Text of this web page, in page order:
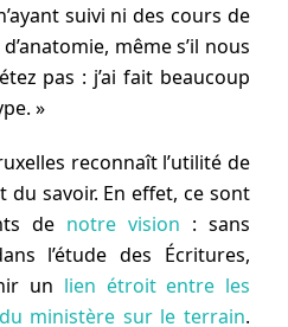
suivi ni des cours de
même s’il nous
pas : j’ai fait beaucoup
»
reconnaît l’utilité de
du savoir. En effet, ce sont
de notre vision : sans
l’étude des Écritures,
un lien étroit entre les
ministère sur le terrain.